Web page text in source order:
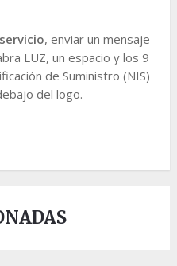
, enviar un mensaje
LUZ, un espacio y los 9
de Suministro (NIS)
del logo.